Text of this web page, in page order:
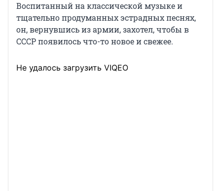
Воспитанный на классической музыке и
тщательно продуманных эстрадных песнях,
он, вернувшись из армии, захотел, чтобы в
СССР появилось что-то новое и свежее.
Не удалось загрузить VIQEO